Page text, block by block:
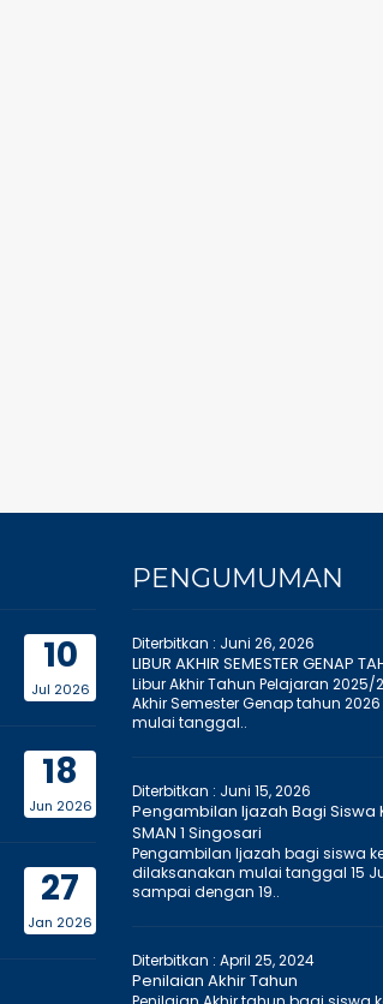
10
Jul 2026
18
Jun 2026
27
Jan 2026
PENGUMUMAN
Diterbitkan : Juni 26, 2026
LIBUR AKHIR SEMESTER GENAP
Libur Akhir Tahun Pelajaran 2025/
Akhir Semester Genap tahun
mulai tanggal..
Diterbitkan : Juni 15, 2026
Pengambilan Ijazah Bagi Siswa
SMAN 1 Singosari
Pengambilan Ijazah bagi siswa
dilaksanakan mulai tanggal 15
sampai dengan 19..
Diterbitkan : April 25, 2024
Penilaian Akhir Tahun